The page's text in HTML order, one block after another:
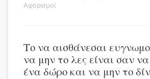
Αφορισμοί
Το να αισθάνεσαι
να μην το λες είναι σαν να
ένα δώρο και να μην το